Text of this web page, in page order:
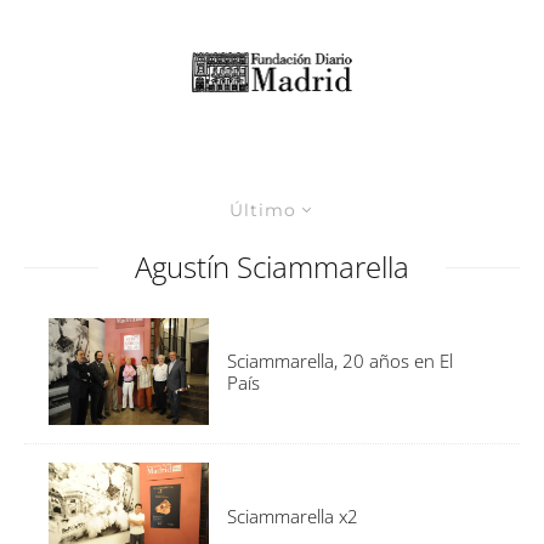
Último
Agustín Sciammarella
Sciammarella, 20 años en El
País
Sciammarella x2